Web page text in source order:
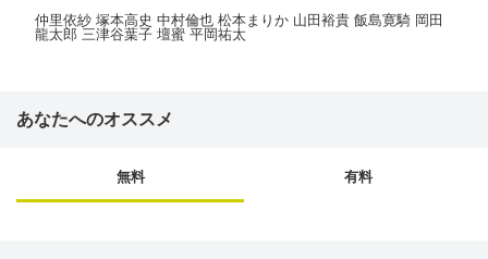
仲里依紗 塚本高史 中村倫也 松本まりか 山田裕貴 飯島寛騎 岡田
龍太郎 三津谷葉子 壇蜜 平岡祐太
あなたへのオススメ
無料 有料